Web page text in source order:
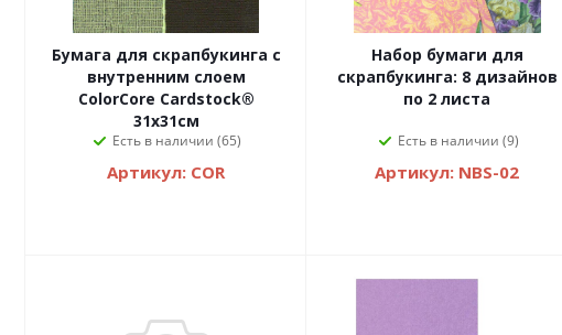
Бумага для скрапбукинга с
внутренним слоем
ColorCore Cardstock®
31х31см
Есть в наличии (65)
Артикул: COR
Набор бумаги для
скрапбукинга: 8 дизайнов
по 2 листа
Есть в наличии (9)
Артикул: NBS-02